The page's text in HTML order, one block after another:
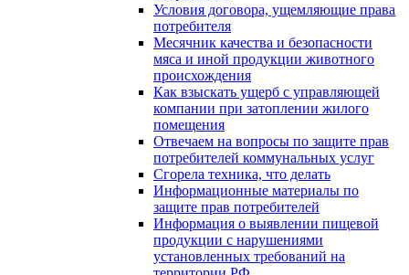
Условия договора, ущемляющие права
потребителя
Месячник качества и безопасности
мяса и иной продукции животного
происхождения
Как взыскать ущерб с управляющей
компании при затоплении жилого
помещения
Отвечаем на вопросы по защите прав
потребителей коммунальных услуг
Сгорела техника, что делать
Информационные материалы по
защите прав потребителей
Информация о выявлении пищевой
продукции с нарушениями
установленных требований на